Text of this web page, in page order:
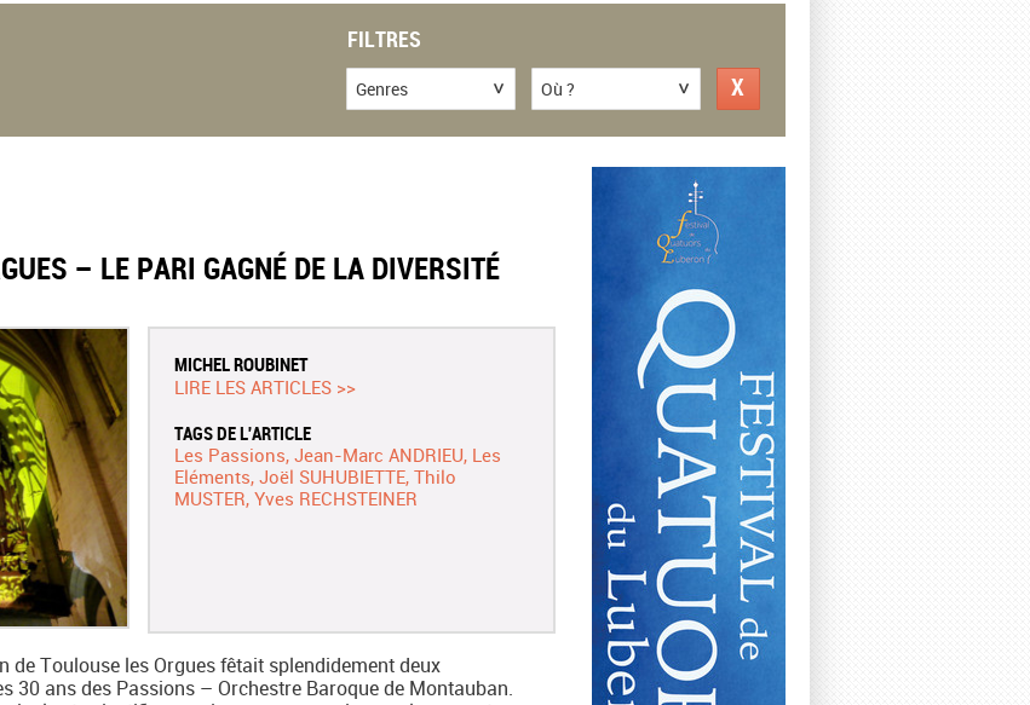
FILTRES
Genres Où ?
– LE PARI GAGNÉ DE LA DIVERSITÉ
MICHEL ROUBINET
LIRE LES ARTICLES >>
TAGS DE L'ARTICLE
Les Passions Jean-Marc ANDRIEU Les
Eléments Joël SUHUBIETTE Thilo
MUSTER Yves RECHSTEINER
de Toulouse les Orgues fêtait splendidement deux
30 ans des Passions – Orchestre Baroque de Montauban.